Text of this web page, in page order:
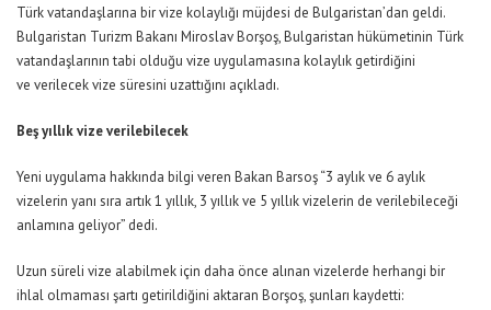
Türk vatandaşlarına bir vize kolaylığı müjdesi de Bulgaristan’dan geldi.
Bulgaristan Turizm Bakanı Miroslav Borşoş, Bulgaristan hükümetinin Türk
vatandaşlarının tabi olduğu vize uygulamasına kolaylık getirdiğini
ve verilecek vize süresini uzattığını açıkladı.
Beş yıllık vize verilebilecek
Yeni uygulama hakkında bilgi veren Bakan Barsoş“3 aylık ve 6 aylık
vizelerin yanı sıra artık 1 yıllık, 3 yıllık ve 5 yıllık vizelerin de verilebileceği
anlamına geliyor” dedi.
Uzun süreli vize alabilmek için daha önce alınan vizelerde herhangi bir
ihlal olmaması şartı getirildiğini aktaran Borşoş, şunları kaydetti: